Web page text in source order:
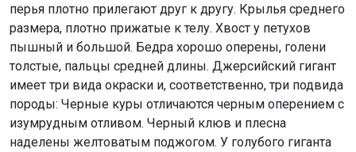
перья плотно прилегают друг к другу. Крылья среднего
размера, плотно прижатые к телу. Хвост у петухов
пышный и большой. Бедра хорошо оперены, голени
толстые, пальцы средней длины. Джерсийский гигант
имеет три вида окраски и, соответственно, три подвида
породы: Черные куры отличаются черным оперением с
изумрудным отливом. Черный клюв и плесна
наделены желтоватым поджогом. У голубого гиганта